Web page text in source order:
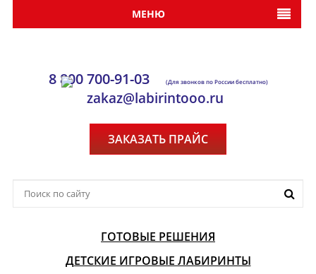
МЕНЮ
8 800 700-91-03 (Для звонков по России бесплатно)
zakaz@labirintooo.ru
ЗАКАЗАТЬ ПРАЙС
ГОТОВЫЕ РЕШЕНИЯ
ДЕТСКИЕ ИГРОВЫЕ ЛАБИРИНТЫ